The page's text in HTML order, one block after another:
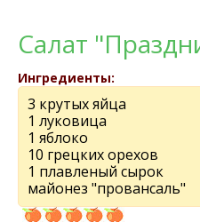
Салат
Ингредиенты:
3 крутых яйца
1 луковица
1 яблоко
10 грецких орехов
1 плавленый сырок
майонез "провансаль"